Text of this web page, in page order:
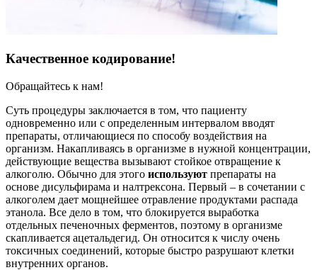
Качественное кодирование!
Обращайтесь к нам!
Суть процедуры заключается в том, что пациенту
одновременно или с определенным интервалом вводят
препараты, отличающиеся по способу воздействия на
организм. Накапливаясь в организме в нужной концентрации,
действующие вещества вызывают стойкое отвращение к
алкоголю. Обычно для этого используют препараты на
основе дисульфирама и налтрексона. Первый – в сочетании с
алкоголем дает мощнейшее отравление продуктами распада
этанола. Все дело в том, что блокируется выработка
отдельных печеночных ферментов, поэтому в организме
скапливается ацетальдегид. Он относится к числу очень
токсичных соединений, которые быстро разрушают клетки
внутренних органов.